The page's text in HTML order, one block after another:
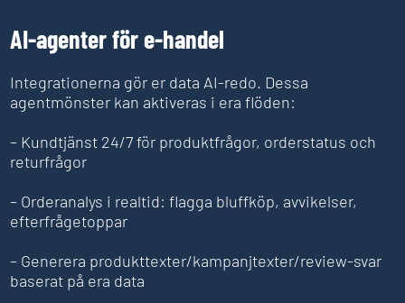
AI-agenter för e-handel
Integrationerna gör er data AI-redo. Dessa
agentmönster kan aktiveras i era flöden:
– Kundtjänst 24/7 för produktfrågor, orderstatus och
returfrågor
– Orderanalys i realtid: flagga bluffköp, avvikelser,
efterfrågetoppar
– Generera produkttexter/kampanjtexter/review-svar
baserat på era data